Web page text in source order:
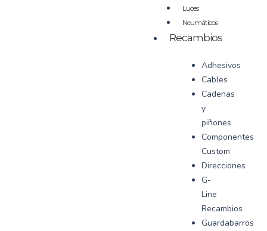
Luces
Neumáticos
Recambios
Adhesivos
Cables
Cadenas
y
piñones
Componentes
Custom
Direcciones
G-
Line
Recambios
Guardabarros